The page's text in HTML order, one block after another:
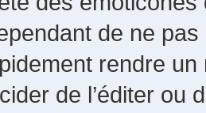
de ne
rendre
de l’éditer ou